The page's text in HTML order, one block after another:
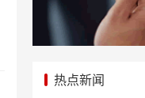
热点新闻